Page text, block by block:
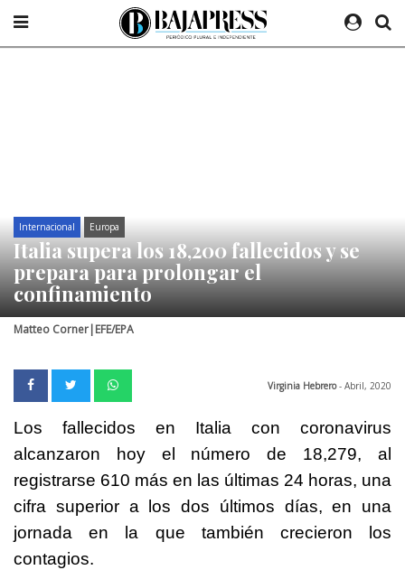
Internacional Europa
Italia supera los 18,200 fallecidos y se
prepara para prolongar el
confinamiento
Matteo Corner|EFE/EPA
Virginia Hebrero - Abril, 2020
Los fallecidos en Italia con coronavirus
alcanzaron hoy el número de 18,279, al
registrarse 610 más en las últimas 24 horas, una
cifra superior a los dos últimos días, en una
jornada en la que también crecieron los
contagios.